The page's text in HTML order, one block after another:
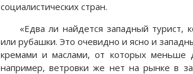
социалистических стран.
«Едва ли найдется западный турист,
или рубашки. Это очевидно и ясно и
кремами и маслами, от которых меньше
например, ветровки же нет на рынке в